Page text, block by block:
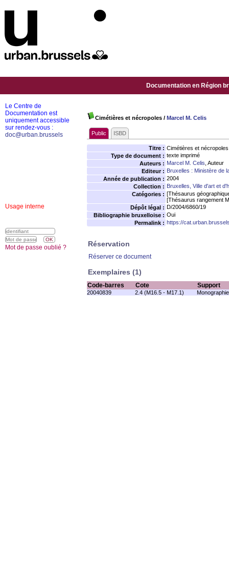
Documentation en Région
Cimétières et nécropoles / Marcel M. Celis
Public ISBD
Titre : Cimétières et nécropoles
Type de document : texte imprimé
Auteurs : Marcel M. Celis , Auteur
Editeur : Bruxelles : Ministère de
Année de publication : 2004
Collection : Bruxelles, Ville d'art et
Catégories : [Thésaurus
[Thésaurus rangement
Dépôt légal : D/2004/6860/19
Bibliographie bruxelloise : Oui
Permalink : https://
Réservation
Réserver ce document
Exemplaires (1)
Code-barres Cote Support
20040839 2.4 (M16.5 - M17.1)
Le Centre de
Documentation est
uniquement accessible
sur rendez-vous :
doc@urban.brussels
Usage interne
Mot de passe oublié ?